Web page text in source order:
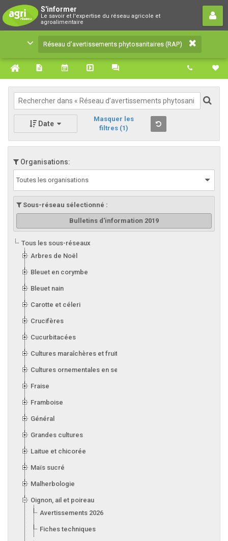
S'informer
Le savoir et l'expertise du réseau agricole et
agroalimentaire
Réseau d’avertissements
phytosanitaires (RAP)
Le savoir et l'expertise du réseau agricole et
agroalimentaire
Réseau d’avertissements phytosanitaires (RAP)
Date
Masquer les
filtres (1)
Organisations:
Toutes les organisations
Sous-réseau sélectionné :
Bulletins d'information 2019
Tous les sous-réseaux
Arbres de Noël
Bleuet en corymbe
Bleuet nain
Carotte et céleri
Crucifères
Cucurbitacées
Cultures maraîchères et fruitières en serre
Cultures ornementales en serre
Fraise
Framboise
Général
Grandes cultures
Laitue et chicorée
Maïs sucré
Malherbologie
Oignon, ail et poireau
Avertissements 2026
Fiches techniques